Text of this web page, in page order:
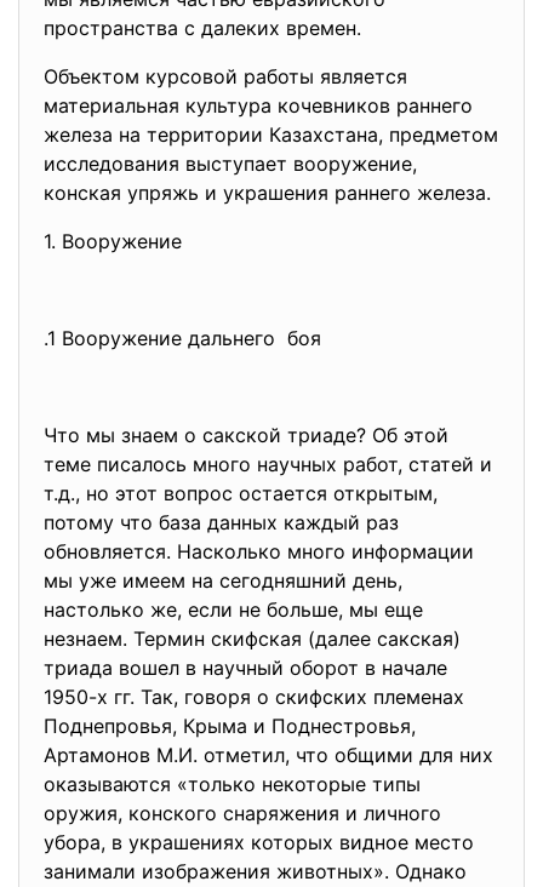
пространства с далеких времен.
Объектом курсовой работы является
материальная культура кочевников раннего
железа на территории Казахстана, предметом
исследования выступает вооружение,
конская упряжь и украшения раннего железа.
1. Вооружение
.1 Вооружение дальнего боя
Что мы знаем о сакской триаде? Об этой
теме писалось много научных работ, статей и
т.д., но этот вопрос остается открытым,
потому что база данных каждый раз
обновляется. Насколько много информации
мы уже имеем на сегодняшний день,
настолько же, если не больше, мы еще
незнаем. Термин скифская (далее сакская)
триада вошел в научный оборот в начале
1950-х гг. Так, говоря о скифских племенах
Поднепровья, Крыма и Поднестровья,
Артамонов М.И. отметил, что общими для них
оказываются «только некоторые типы
оружия, конского снаряжения и личного
убора, в украшениях которых видное место
занимали изображения животных». Однако